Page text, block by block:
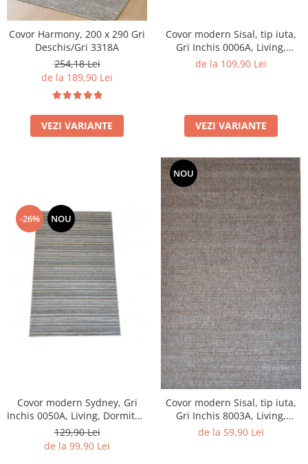
Covor Harmony, 200 x 290 Gri
Deschis/Gri 3318A
254,18 Lei
de la 189,90 Lei
VEZI VARIANTE
Covor modern Sisal, tip iuta,
Gri Inchis 0006A, Living,
Dormitor, Hol, Bucatarie, 200
de la 109,90 Lei
VEZI VARIANTE
-26% NOU
Covor modern Sydney, Gri
Inchis 0050A, Living, Dormitor,
Hol, Bucatarie, 200 x 290 cm
129,90 Lei
de la 99,90 Lei
NOU
Covor modern Sisal, tip iuta,
Gri Inchis 8003A, Living,
Dormitor, Hol, Bucatarie, 160
de la 59,90 Lei